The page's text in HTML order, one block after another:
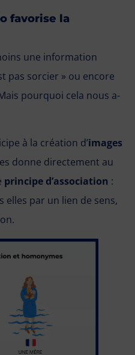
favorise la
une information
pas sorcier » ou encore
pourquoi cela nous a-
à la création d’images
donne directement au
principe d’association :
elles par un lien de sens,